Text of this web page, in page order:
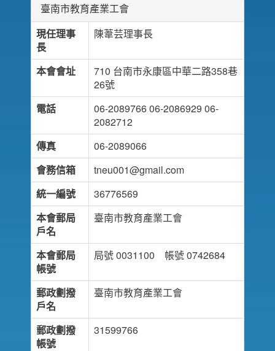
臺南市教育產業工會
現任理事
長
陳葦芸理事長
本會會址
710 台南市永康區中華二路358巷
26號
電話
06-2089766 06-2086929 06-
2082712
傳真
06-2089066
會務信箱
tneu001@gmail.com
統一編號
36776569
本會郵局
戶名
臺南市教育產業工會
本會郵局
帳號
局號 0031100 帳號 0742684
郵政劃撥
戶名
臺南市教育產業工會
郵政劃撥
帳號
31599766